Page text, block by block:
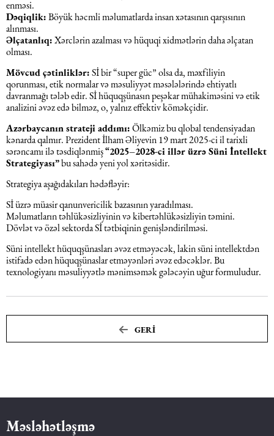
Hesabatların hazırlanması
1C
Əqli mülkiyyət hüququ
Mediasiya hüququ
Qanun, məxfilik, gizlilik və təhlükəsizlik
Məhkəmə hüququ
Hüquqi ekspertiza
Tikinti hüququ
Daşınmaz Əmlak Hüququ
İdman hüququ
enməsi.
Dəqiqlik:Böyük həcmli məlumatlarda insan xətasının qarşısının
alınması.
Əlçatanlıq:Xərclərin azalması və hüquqi xidmətlərin daha əlçatan
olması.
Mövcudçətinliklər:Sİ bir “super güc” olsa da, məxfiliyin
qorunması, etik normalar və məsuliyyət məsələlərində ehtiyatlı
davranmağı tələb edir. Sİ hüquqşünasın peşəkar mühakiməsini və etik
analizini əvəz edə bilməz, o, yalnız effektiv köməkçidir.
Azərbaycanınstratejiaddımı:Ölkəmiz bu qlobal tendensiyadan
kənarda qalmır. Prezident İlham Əliyevin 19 mart 2025-ci il tarixli
sərəncamı ilə təsdiqlənmiş“2025–2028-ci illər üzrə Süni İntellekt
Strategiyası”bu sahədə yeni yol xəritəsidir.
Strategiya aşağıdakıları hədəfləyir:
Sİ üzrə müasir qanunvericilik bazasının yaradılması.
Məlumatların təhlükəsizliyinin və kibertəhlükəsizliyin təmini.
Dövlət və özəl sektorda Sİ tətbiqinin genişləndirilməsi.
Süni intellekt hüquqşünasları əvəz etməyəcək, lakin süni intellektdən
istifadə edən hüquqşünaslar etməyənləri əvəz edəcəklər. Bu
texnologiyanı məsuliyyətlə mənimsəmək gələcəyin uğur formuludur.
GERI
Məsləhətləşmə